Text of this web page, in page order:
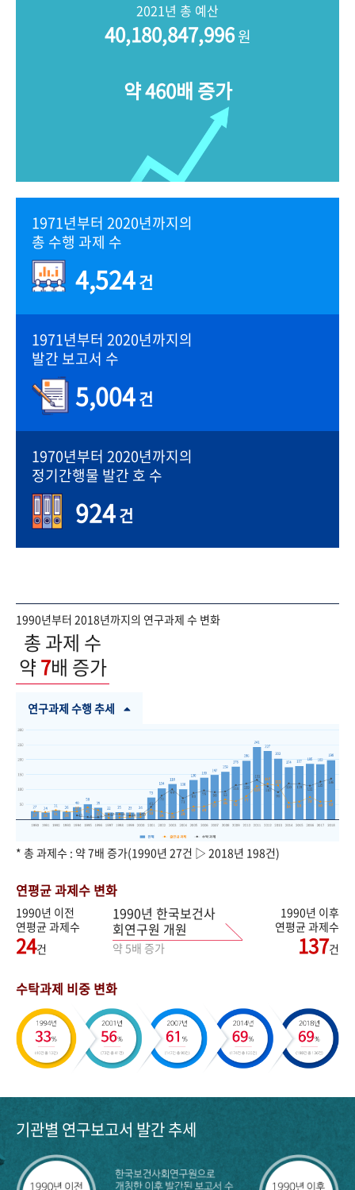
2021년 총 예산
40,180,847,996원
약 460배 증가
1971년부터 2020년까지의
총 수행 과제 수
4,524건
1971년부터 2020년까지의
발간 보고서 수
5,004건
1970년부터 2020년까지의
정기간행물 발간 호 수
924건
1990년부터 2018년까지의 연구과제 수 변화
총 과제 수
약7배 증가
연구과제 수행 추세
* 총 과제수 : 약 7배 증가(1990년 27건 ▷ 2018년 198건)
연평균 과제수 변화
1990년 이전
연평균 과제수
24건
1990년 한국보건사
회연구원 개원
약 5배 증가
1990년 이후
연평균 과제수
137건
수탁과제 비중 변화
기관별 연구보고서 발간 추세